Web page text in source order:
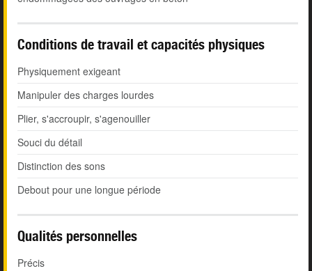
Conditions de travail et capacités physiques
Physiquement exigeant
Manipuler des charges lourdes
Plier, s'accroupir, s'agenouiller
Souci du détail
Distinction des sons
Debout pour une longue période
Qualités personnelles
Précis